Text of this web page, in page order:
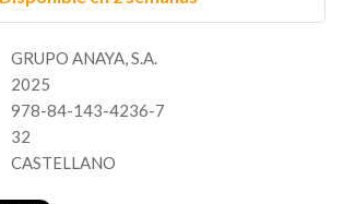
GRUPO ANAYA, S.A.
2025
978-84-143-4236-7
32
CASTELLANO